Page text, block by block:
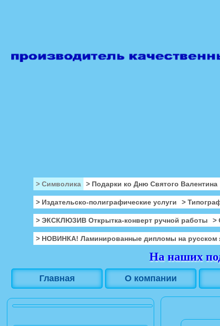
> Символика > Подарки ко Дню Святого Валентина
> Издательско-полиграфические услуги >
> ЭКСКЛЮЗИВ Открытка-конверт ручной работы >
> НОВИНКА! Ламинированные дипломы на русском
На наших
Главная О компании